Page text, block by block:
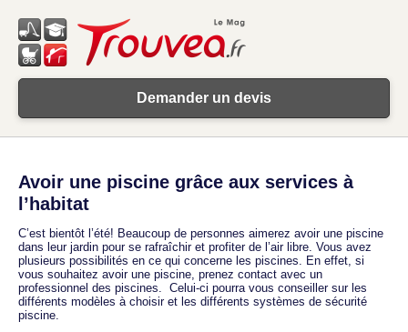
Demander un devis
Avoir une piscine grâce aux services à
l’habitat
C’est bientôt l’été! Beaucoup de personnes aimerez avoir une piscine
dans leur jardin pour se rafraîchir et profiter de l’air libre. Vous avez
plusieurs possibilités en ce qui concerne les piscines. En effet, si
vous souhaitez avoir une piscine, prenez contact avec un
professionnel des piscines. Celui-ci pourra vous conseiller sur les
différents modèles à choisir et les différents systèmes de sécurité
piscine.